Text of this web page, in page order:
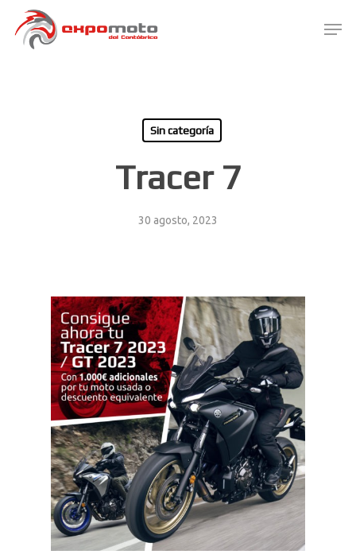
Sin categoría
Tracer 7
30 agosto, 2023